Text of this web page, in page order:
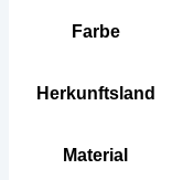
Farbe
Herkunftsland
Material